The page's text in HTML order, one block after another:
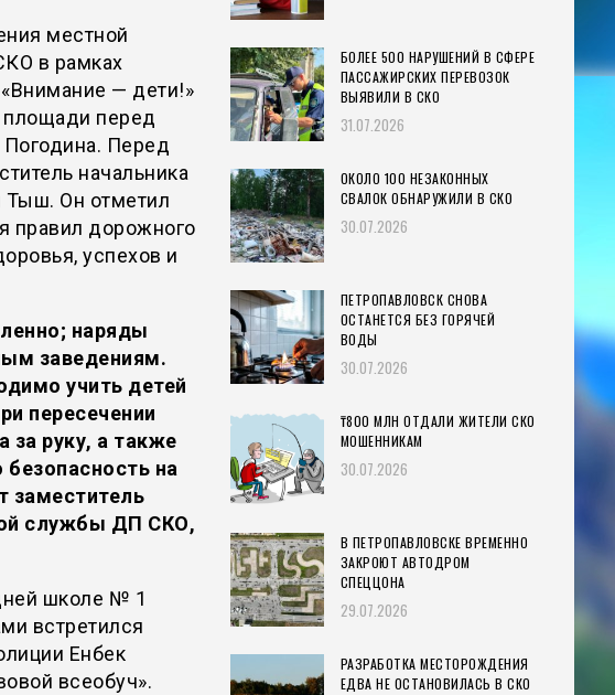
местной
в рамках
— дети!»
площади перед
Перед
начальника
Тыш. Он отметил
правил дорожного
успехов и
наряды
заведениям.
учить детей
пересечении
за руку, а также
на
заместитель
службы ДП СКО,
школе № 1
встретился
Енбек
всеобуч».
БОЛЕЕ 500 НАРУШЕНИЙ В СФЕРЕ
ПАССАЖИРСКИХ ПЕРЕВОЗОК
ВЫЯВИЛИ В СКО
31.07.2026
ОКОЛО 100 НЕЗАКОННЫХ
СВАЛОК ОБНАРУЖИЛИ В СКО
30.07.2026
ПЕТРОПАВЛОВСК СНОВА
ОСТАНЕТСЯ БЕЗ ГОРЯЧЕЙ
ВОДЫ
30.07.2026
₸800 МЛН ОТДАЛИ ЖИТЕЛИ СКО
МОШЕННИКАМ
30.07.2026
В ПЕТРОПАВЛОВСКЕ ВРЕМЕННО
ЗАКРОЮТ АВТОДРОМ
СПЕЦЦОНА
29.07.2026
РАЗРАБОТКА МЕСТОРОЖДЕНИЯ
ЕДВА НЕ ОСТАНОВИЛАСЬ В СКО